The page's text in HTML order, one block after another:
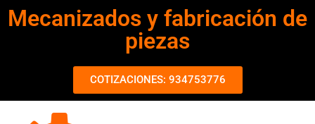
Mecanizados y fabricación de
piezas
COTIZACIONES: 934753776